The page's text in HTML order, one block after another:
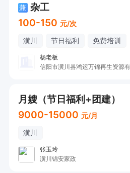
兼 杂工
100-150 元/次
潢川 节日福利 免费培训
杨老板
信阳市潢川县鸿运万锦再生资源
月嫂（节日福利+团建）
9000-15000 元/月
潢川
张玉玲
潢川锦安家政